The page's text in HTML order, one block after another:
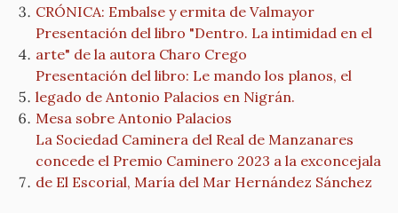
CRÓNICA: Embalse y ermita de Valmayor
Presentación del libro "Dentro. La intimidad en el
arte" de la autora Charo Crego
Presentación del libro: Le mando los planos, el
legado de Antonio Palacios en Nigrán.
Mesa sobre Antonio Palacios
La Sociedad Caminera del Real de Manzanares
concede el Premio Caminero 2023 a la exconcejala
de El Escorial, María del Mar Hernández Sánchez